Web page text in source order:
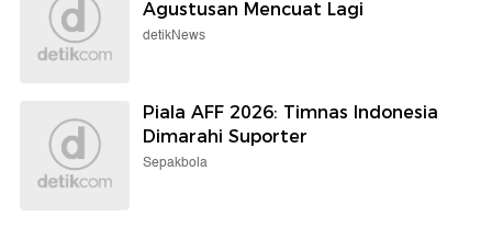
Agustusan Mencuat Lagi
detikNews
Piala AFF 2026: Timnas Indonesia
Dimarahi Suporter
Sepakbola